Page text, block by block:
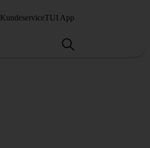
KundeserviceTUI App